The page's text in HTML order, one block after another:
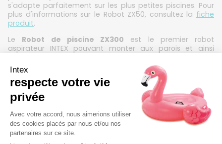
s'adapte parfaitement sur les plus petites piscines. Pour
plus d'informations sur le Robot ZX50, consultez la fiche
produit.
Le Robot de piscine ZX300 est le premier robot
aspirateur INTEX pouvant monter aux parois et ainsi
les saletés les plus tenaces jusqu'à la ligne d'eau. Pour
plus d'informations sur le Robot ZX300, consultez la
produit.
CONSEIL N°4 : ARRÊTER LE SYSTÈME DE
FILTRATION